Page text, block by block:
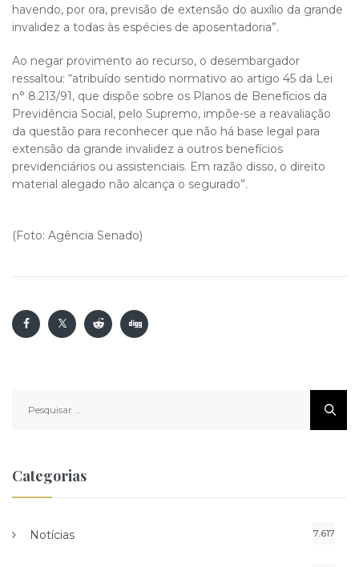
havendo, por ora, previsão de extensão do auxílio da grande
invalidez a todas às espécies de aposentadoria”.
Ao negar provimento ao recurso, o desembargador
ressaltou: “atribuído sentido normativo ao artigo 45 da Lei
n° 8.213/91, que dispõe sobre os Planos de Benefícios da
Previdência Social, pelo Supremo, impõe-se a reavaliação
da questão para reconhecer que não há base legal para
extensão da grande invalidez a outros benefícios
previdenciários ou assistenciais. Em razão disso, o direito
material alegado não alcança o segurado”.
(Foto: Agência Senado)
por:
Categorias
Notícias 7.617